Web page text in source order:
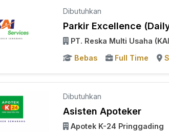
Dibutuhkan
Parkir Excellence
PT. Reska Multi Usaha
Bebas
Full Time
Dibutuhkan
Asisten Apoteker
Apotek K-24 Pringgading